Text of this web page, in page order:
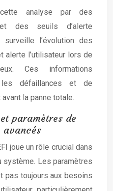
cette analyse par des
des seuils d’alerte
surveille l’évolution des
alerte l’utilisateur lors de
Ces informations
les défaillances et de
la panne totale.
paramètres de
avancés
joue un rôle crucial dans
système. Les paramètres
pas toujours aux besoins